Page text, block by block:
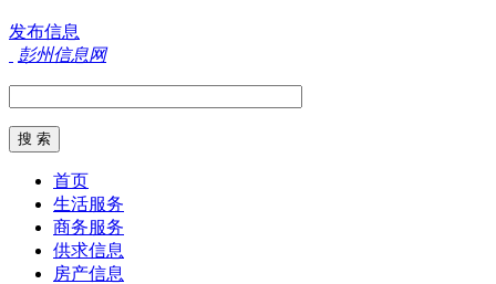
发布信息
彭州信息网
首页
生活服务
商务服务
供求信息
房产信息